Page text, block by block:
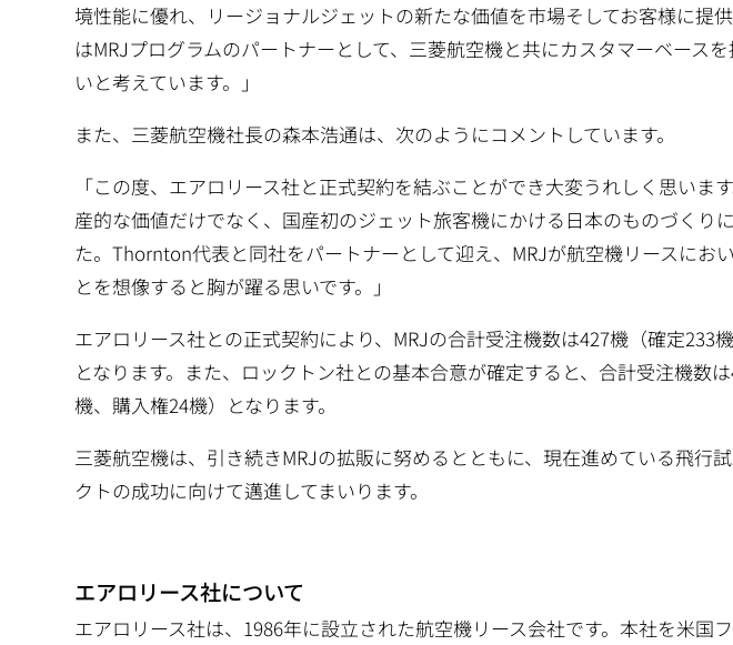
境性能に優れ、リージョナルジェットの新たな価値を市場そしてお客様に提
はMRJプログラムのパートナーとして、三菱航空機と共にカスタマーベース
いと考えています。」
また、三菱航空機社長の森本浩通は、次のようにコメントしています。
「この度、エアロリース社と正式契約を結ぶことができ大変うれしく思いま
産的な価値だけでなく、国産初のジェット旅客機にかける日本のものづくり
た。Thornton代表と同社をパートナーとして迎え、MRJが航空機リースにお
とを想像すると胸が躍る思いです。」
エアロリース社との正式契約により、MRJの合計受注機数は427機（確定233
となります。また、ロックトン社との基本合意が確定すると、合計受注機数
機、購入権24機）となります。
三菱航空機は、引き続きMRJの拡販に努めるとともに、現在進めている飛行
クトの成功に向けて邁進してまいります。
エアロリース社について
エアロリース社は、1986年に設立された航空機リース会社です。本社を米国